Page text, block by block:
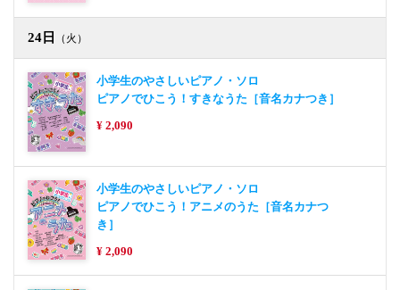
24日 （火）
小学生のやさしいピアノ・ソロ
ピアノでひこう！すきなうた［音名カナつき］
¥ 2,090
小学生のやさしいピアノ・ソロ
ピアノでひこう！アニメのうた［音名カナつ
き］
¥ 2,090